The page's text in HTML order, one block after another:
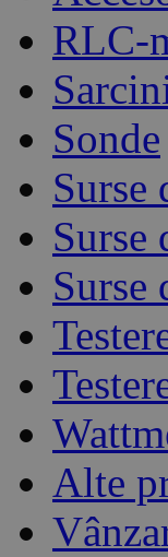
RLC-
Sonde
Surse
Surse
Surse
Alte